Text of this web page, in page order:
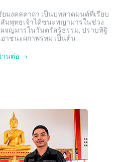
มงคลคาถา เป็นบทสวดมนต์ที่เรียบ
มพุทธเจ้าได้ชนะพญามารในช่วง
จญมารในวันตรัสรู้ธรรม, ปราบทิฐิ
อาชนะผกาพรหม เป็นต้น
านต่อ →